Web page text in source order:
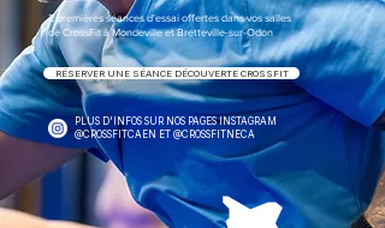
2 premières séances d'essai offertes dans vos salles
de CrossFit à Mondeville etBretteville-sur-Odon
RÉSERVER UNE SÉANCE DÉCOUVERTE CROSSFIT
PLUS D'INFOS SUR NOS PAGES INSTAGRAM
@CROSSFITCAEN ET @CROSSFITNECA